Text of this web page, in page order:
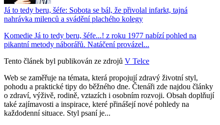
Já to tedy beru, šéfe: Sobota se bál, že přivolal infarkt, tajná
nahrávka milenců a svádění plachého kolegy
Komedie Já to tedy beru, šéfe...! z roku 1977 nabízí pohled na
pikantní metody náborářů. Natáčení provázel...
Tento článek byl publikován ze zdrojů V Telce
Web se zaměřuje na témata, která propojují zdravý životní styl,
pohodu a praktické tipy do běžného dne. Čtenáři zde najdou články
o zdraví, výživě, rodině, vztazích i osobním rozvoji. Obsah doplňují
také zajímavosti a inspirace, které přinášejí nové pohledy na
každodenní situace. Styl psaní je...